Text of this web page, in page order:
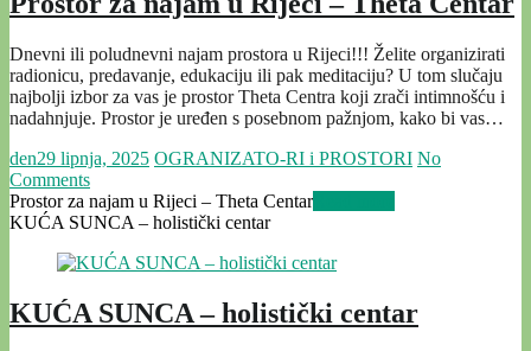
Dnevni ili poludnevni najam prostora u Rijeci!!! Želite organizirati
radionicu, predavanje, edukaciju ili pak meditaciju? U tom slučaju
najbolji izbor za vas je prostor Theta Centra koji zrači intimnošću i
nadahnjuje. Prostor je uređen s posebnom pažnjom, kako bi vas…
den29 lipnja, 2025 OGRANIZATO-RI i PROSTORI No
Comments
Prostor za najam u Rijeci – Theta Centar
KUĆA SUNCA – holistički centar
KUĆA SUNCA – holistički centar